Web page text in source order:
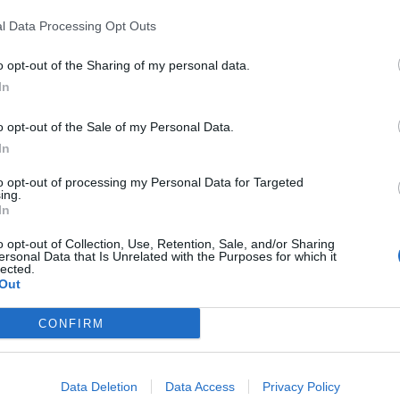
Data Processing Opt Outs
opt-out of the Sharing of my personal data.
opt-out of the Sale of my Personal Data.
opt-out of processing my Personal Data for Targeted
opt-out of Collection, Use, Retention, Sale, and/or Sharing
Data that Is Unrelated with the Purposes for which it
CONFIRM
Data Deletion Data Access Privacy Policy
moins élastique, et des rides ou un
apparaître, notamment au niveau des
mains — comme on le voit sur cette
les effets et de préserver le confort et
peau.
café : pourquoi est-ce
avecdu sel + du café
recommandé surtout pour2 raisons très
en profondeuretenlever les mauvaises
RISQUES ET
CONTRE LA MALADIE
La décision est